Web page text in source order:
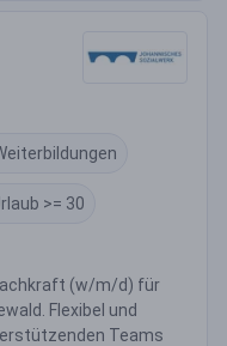
>= 30
(w/m/d) für
Flexibel und
Teams